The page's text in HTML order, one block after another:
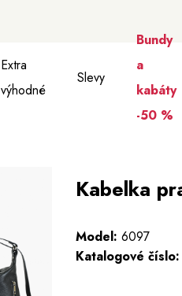
Extra
výhodné
Slevy
Bundy
a
kabáty
-50 %
Kabelka
Model: 6097
Katalogové číslo: